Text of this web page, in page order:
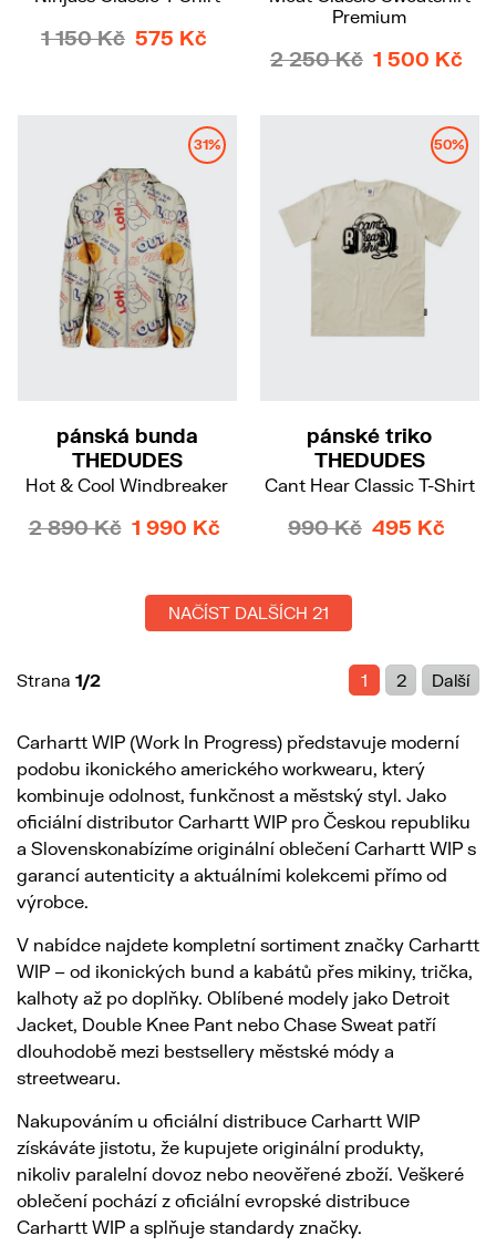
1 150 Kč 575 Kč
Premium
2 250 Kč 1 500 Kč
31%
pánská bunda
THEDUDES
Hot & Cool Windbreaker
2 890 Kč 1 990 Kč
50%
pánské triko
THEDUDES
Cant Hear Classic T-Shirt
990 Kč 495 Kč
NAČÍST DALŠÍCH 21
Strana 1/2 Další
2
1
Carhartt WIP (Work In Progress) představuje moderní
podobu ikonického amerického workwearu, který
kombinuje odolnost, funkčnost a městský styl. Jako
oficiální distributor Carhartt WIP pro Českou republiku
a Slovenskonabízíme originální oblečení Carhartt WIP s
garancí autenticity a aktuálními kolekcemi přímo od
výrobce.
V nabídce najdete kompletní sortiment značky Carhartt
WIP – od ikonických bund a kabátů přes mikiny, trička,
kalhoty až po doplňky. Oblíbené modely jako Detroit
Jacket, Double Knee Pant nebo Chase Sweat patří
dlouhodobě mezi bestsellery městské módy a
streetwearu.
Nakupováním u oficiální distribuce Carhartt WIP
získáváte jistotu, že kupujete originální produkty,
nikoliv paralelní dovoz nebo neověřené zboží. Veškeré
oblečení pochází z oficiální evropské distribuce
Carhartt WIP a splňuje standardy značky.